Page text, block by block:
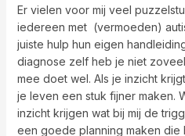
Er vielen voor mij veel
iedereen met (vermoeden)
juiste hulp hun eigen
diagnose zelf heb je niet
mee doet wel. Als je inzicht
je leven een stuk fijner maken.
inzicht krijgen wat bij mij de
een goede planning maken die